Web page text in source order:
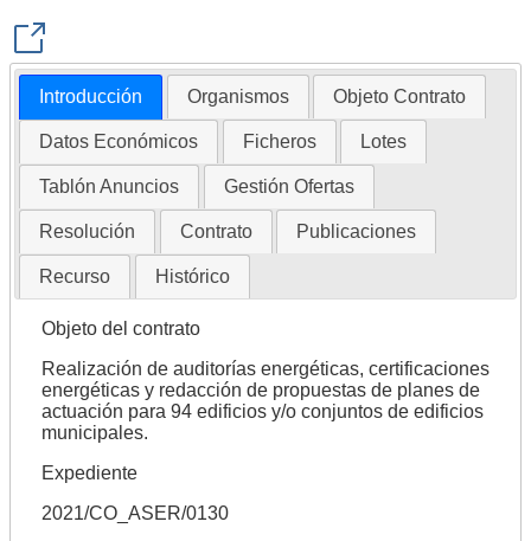
Introducción Organismos Objeto Contrato
Datos Económicos Ficheros Lotes
Tablón Anuncios Gestión Ofertas
Resolución Contrato Publicaciones
Recurso Histórico
Objeto del contrato
Realización de auditorías energéticas, certificaciones
energéticas y redacción de propuestas de planes de
actuación para 94 edificios y/o conjuntos de edificios
municipales.
Expediente
2021/CO_ASER/0130